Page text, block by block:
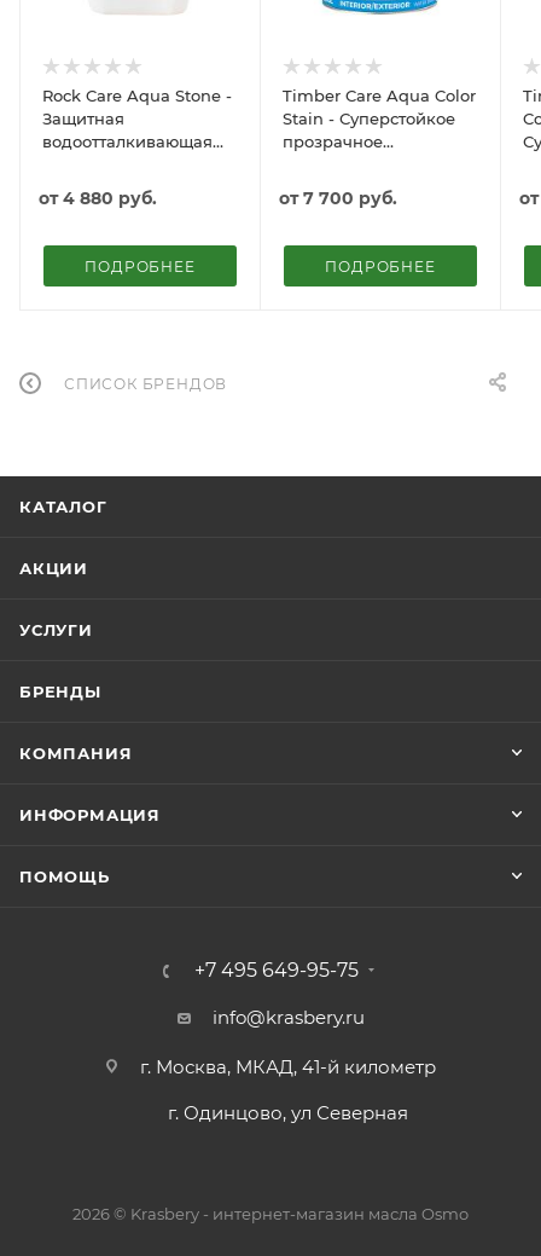
Rock Care Aqua Stone -
Защитная
водоотталкивающая
бетонных и каменных
поверхностей
от4 880 руб.
ПОДРОБНЕЕ
Timber Care Aqua Color
Stain - Суперстойкое
прозрачное
внутренних и
наружных работ
от7 700 руб.
ПОДРОБНЕЕ
СПИСОК БРЕНДОВ
КАТАЛОГ
АКЦИИ
УСЛУГИ
БРЕНДЫ
КОМПАНИЯ
ИНФОРМАЦИЯ
ПОМОЩЬ
+7 495 649-95-75
info@krasbery.ru
г. Москва, МКАД, 41-й километр
г. Одинцово, ул Северная
2026 © Krasbery - интернет-магазин масла Osmo